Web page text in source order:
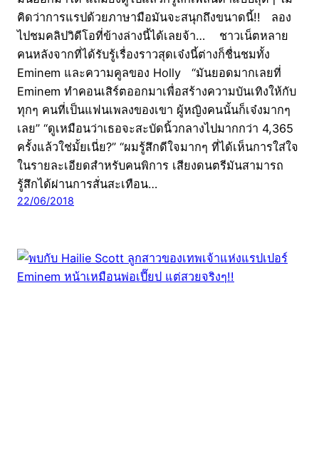
คิดว่าการแรปด้วยภาษามือมันจะสนุกถึงขนาดนี้!! ลอง
ไปชมคลิปวิดีโอที่ข้างล่างนี้ได้เลยจ้า… ชาวเน็ตหลาย
คนหลังจากที่ได้รับรู้เรื่องราวสุดเจ๋งนี้ต่างก็ชื่นชมทั้ง
Eminem และความคูลของ Holly “มันยอดมากเลยที่
Eminem ทำคอนเสิร์ตออกมาเพื่อสร้างความบันเทิงให้กับ
ทุกๆ คนที่เป็นแฟนเพลงของเขา ผู้หญิงคนนั้นก็เจ๋งมากๆ
เลย” “ดูเหมือนว่าเธอจะสะบัดนิ้วกลางไปมากกว่า 4,365
ครั้งแล้วใช่มั้ยเนี่ย?” “ผมรู้สึกดีใจมากๆ ที่ได้เห็นการใส่ใจ
ในรายละเอียดสำหรับคนพิการ เสียงดนตรีมันสามารถ
รู้สึกได้ผ่านการสั่นสะเทือน…
22/06/2018